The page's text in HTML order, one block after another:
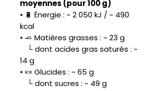
moyennes (pour 100 g)
• 🔋 Énergie : ~ 2 050 kJ / ~ 490
kcal
• 🧈 Matières grasses : ~ 23 g
└ dont acides gras saturés : ~
14 g
• 🍬 Glucides : ~ 65 g
└ dont sucres : ~ 49 g